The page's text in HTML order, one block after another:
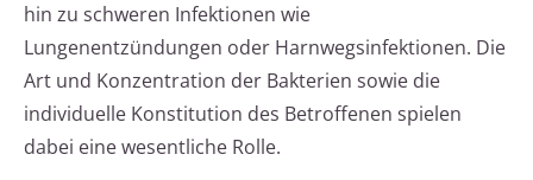
hin zu schweren Infektionen wie
Lungenentzündungen oder Harnwegsinfektionen. Die
Art und Konzentration der Bakterien sowie die
individuelle Konstitution des Betroffenen spielen
dabei eine wesentliche Rolle.